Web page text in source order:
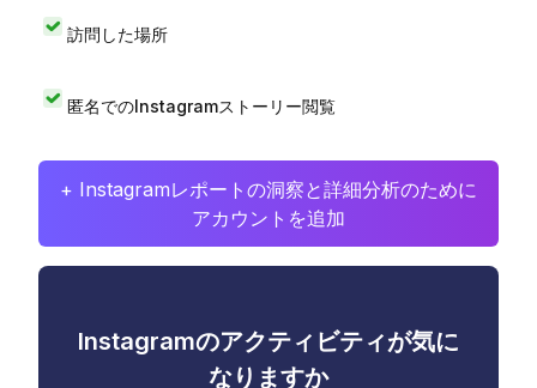
訪問した場所
匿名でのInstagramストーリー閲覧
+ Instagramレポートの洞察と詳細分析のために
アカウントを追加
Instagramのアクティビティが気に
なりますか